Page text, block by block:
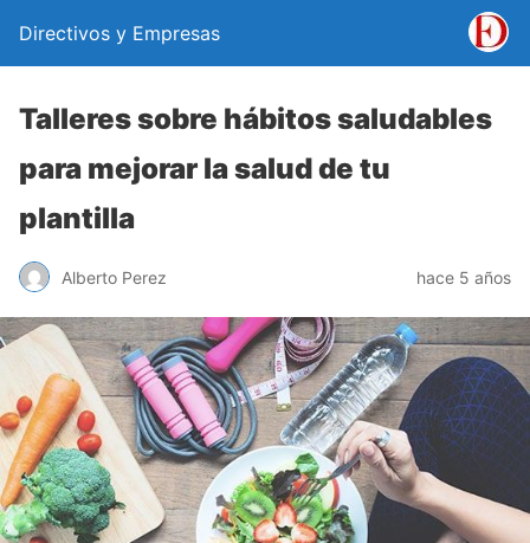
Directivos y Empresas
Talleres sobre hábitos saludables
para mejorar la salud de tu
plantilla
Alberto Perez hace 5 años